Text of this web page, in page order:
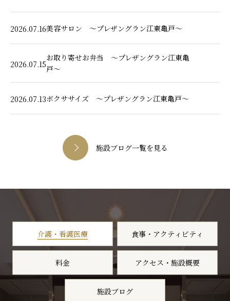
2026.07.16美容サロン ～プレザングラン江東亀戸～
2026.07.15
お取り寄せお弁当 ～プレザングラン江東亀
戸～
2026.07.13ボクササイズ ～プレザングラン江東亀戸～
施設ブログ一覧を見る
介護・看護医療 食事・アクティビティ
料金 アクセス・施設概要
施設ブログ